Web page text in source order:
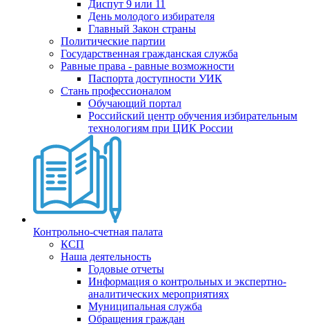
Диспут 9 или 11
День молодого избирателя
Главный Закон страны
Политические партии
Государственная гражданская служба
Равные права - равные возможности
Паспорта доступности УИК
Стань профессионалом
Обучающий портал
Российский центр обучения избирательным
технологиям при ЦИК России
Контрольно-счетная палата
КСП
Наша деятельность
Годовые отчеты
Информация о контрольных и экспертно-
аналитических мероприятиях
Муниципальная служба
Обращения граждан